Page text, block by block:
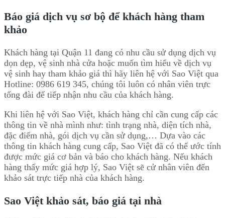
Báo giá dịch vụ sơ bộ để khách hàng tham
khảo
Khách hàng tại Quận 11 đang có nhu cầu sử dụng dịch vụ
dọn dẹp, vệ sinh nhà cửa hoặc muốn tìm hiểu về dịch vụ
vệ sinh hay tham khảo giá thì hãy liên hệ với Sao Việt qua
Hotline: 0986 619 345, chúng tôi luôn có nhân viên trực
tổng đài để tiếp nhận nhu cầu của khách hàng.
Khi liên hệ với Sao Việt, khách hàng chỉ cần cung cấp các
thông tin về nhà mình như: tình trạng nhà, diện tích nhà,
đặc điểm nhà, gói dịch vụ cần sử dụng,… Dựa vào các
thông tin khách hàng cung cấp, Sao Việt đã có thể ước tính
được mức giá cơ bản và báo cho khách hàng. Nếu khách
hàng thấy mức giá hợp lý, Sao Việt sẽ cử nhân viên đến
khảo sát trực tiếp nhà của khách hàng.
Sao Việt khảo sát, báo giá tại nhà